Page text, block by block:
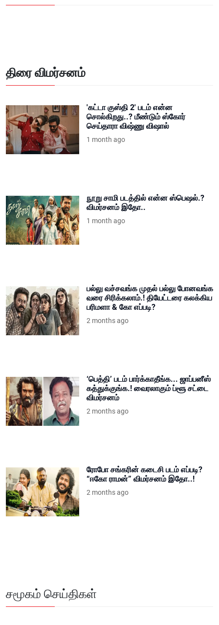
திரை விமர்சனம்
'கட்டா குஸ்தி 2' படம் என்ன
சொல்கிறது..? மீண்டும் ஸ்கோர்
செய்தாரா விஷ்ணு விஷால்
1 month ago
நூறு சாமி படத்தில் என்ன ஸ்பெஷல்.?
விமர்சனம் இதோ..
1 month ago
பல்லு வச்சவங்க முதல் பல்லு போனவங்க
வரை சிரிக்கலாம்.! தியேட்டரை கலக்கிய
பரிமளா & கோ எப்படி?
2 months ago
‘பெத்தி’ படம் பார்க்காதீங்க... ஜாப்பனீஸ்
கத்துக்குங்க.! வைரலாகும் ப்ளூ சட்டை
விமர்சனம்
2 months ago
ரோபோ சங்கரின் கடைசி படம் எப்படி?
“ஈகோ ராமன்” விமர்சனம் இதோ..!
2 months ago
சமூகம் செய்திகள்